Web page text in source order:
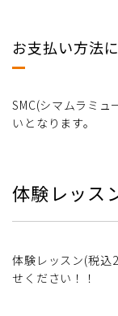
お支払い方法
SMC(シマムラミ
いとなります。
体験レッス
体験レッスン(税込
せください！！